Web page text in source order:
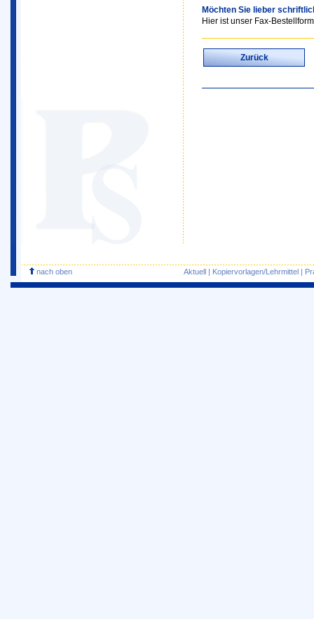
Möchten Sie lieber
Hier ist unser Fax-
Zurück
nach oben Aktuell | Kopiervorlagen/Lehrmittel |